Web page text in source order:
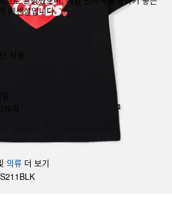
에센셜입니다.
사용
픽
의류 더 보기